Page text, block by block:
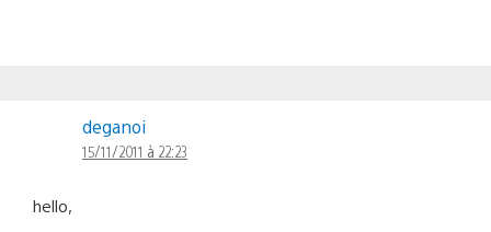
deganoi
15/11/2011 à 22:23
hello,